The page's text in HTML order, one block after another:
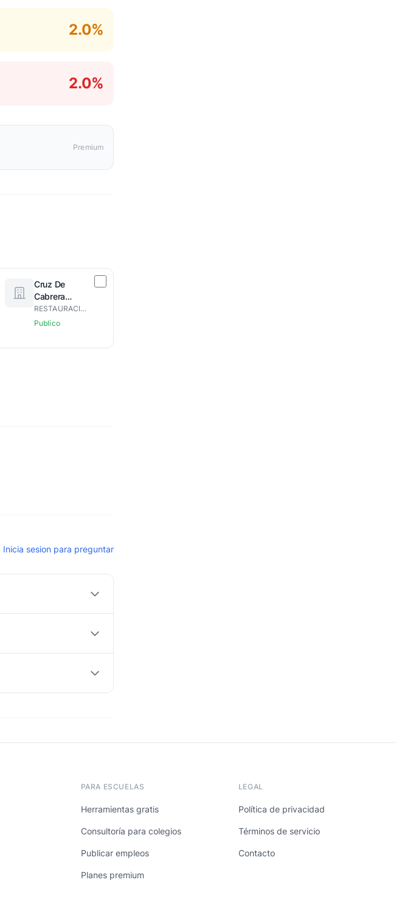
2.0%
2.0%
Premium
Cruz De
Cabrera
Arriba
RESTAURACIÓN
Publico
Inicia sesion para preguntar
PARA ESCUELAS
Herramientas gratis
Consultoría para colegios
Publicar empleos
Planes premium
LEGAL
Política de privacidad
Términos de servicio
Contacto